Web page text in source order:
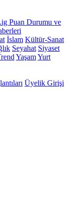
Puan Durumu ve
İslam Kültür-Sanat
Seyahat Siyaset
YaşamYurt
Üyelik Girişi